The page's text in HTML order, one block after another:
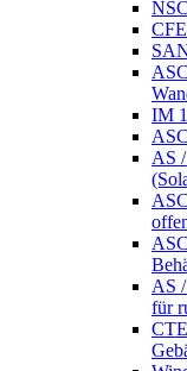
IM
AS
AS
für